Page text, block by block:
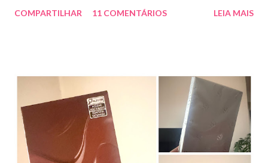
uma consulta com o dermatologista) O Ilosone é um antibiótico
aplico sobre a acne ( geralmente uso a noite). Informação do
produto: ILOSONE TÓPICO SOLUÇÃO (eritromicina) é um
antibiótico de amplo espectro produzido por uma cepa de
Streptomyces erythraeus. É básico e forma rapidamente sais
com os ácidos. Forma farmacêutica e Apresentação ILOSONE
COMPARTILHAR 11 COMENTÁRIOS LEIA MAIS